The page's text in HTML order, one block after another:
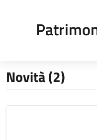
Novità (2)